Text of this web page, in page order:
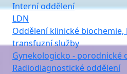
Interní oddělení
LDN
Oddělení klinické
transfuzní služby
Gynekologicko - porodnické
Radiodiagnostické oddělení